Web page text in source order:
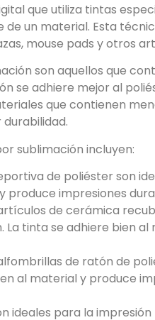
que utiliza tintas
un material. Esta
mouse pads y otros
son aquellos que
se adhiere mejor al
que contienen
sublimación incluyen:
de poliéster son
produce impresiones
de cerámica
tinta se adhiere bien
de ratón de
al material y produce
ideales para la